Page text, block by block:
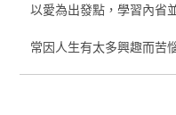
以愛為出發點，學習內省
常因人生有太多興趣而苦